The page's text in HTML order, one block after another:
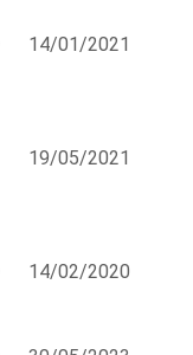
14/01/2021
19/05/2021
14/02/2020